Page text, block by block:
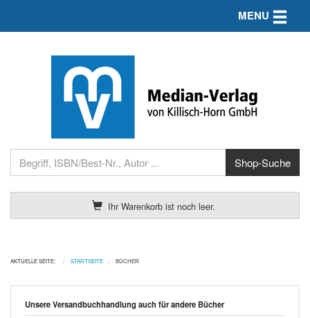
Ihr Warenkorb ist noch leer.
MENU Toggle
AKTUELLE SEITE: STARTSEITE BÜCHER
Unsere Versandbuchhandlung auch für andere Bücher